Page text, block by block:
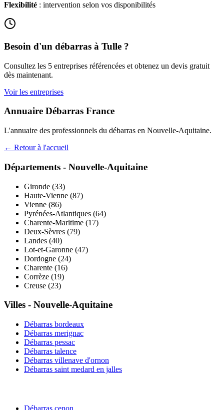
Flexibilité : intervention selon vos disponibilités
Besoin d'un débarras à Tulle ?
Consultez les 5 entreprises référencées et obtenez un devis gratuit
dès maintenant.
Voir les entreprises
Annuaire Débarras France
L'annuaire des professionnels du débarras en Nouvelle-Aquitaine.
← Retour à l'accueil
Départements - Nouvelle-Aquitaine
Gironde (33)
Haute-Vienne (87)
Vienne (86)
Pyrénées-Atlantiques (64)
Charente-Maritime (17)
Deux-Sèvres (79)
Landes (40)
Lot-et-Garonne (47)
Dordogne (24)
Charente (16)
Corrèze (19)
Creuse (23)
Villes - Nouvelle-Aquitaine
Débarras bordeaux
Débarras merignac
Débarras pessac
Débarras talence
Débarras villenave d'ornon
Débarras saint medard en jalles
Débarras cenon